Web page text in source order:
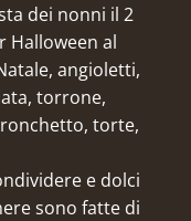
dei nonni il 2
Halloween al
angioletti,
torrone,
torte,
e dolci
sono fatte di